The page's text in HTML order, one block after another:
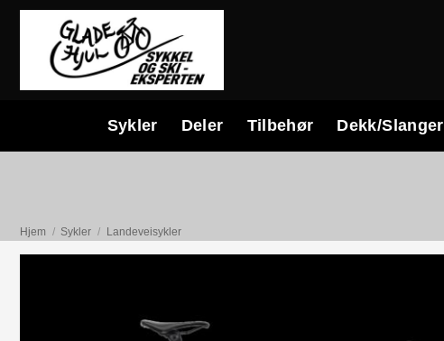
Skip
Sykler Deler Tilbehør Dekk/Slanger
Hjem / Sykler / Landeveisykler